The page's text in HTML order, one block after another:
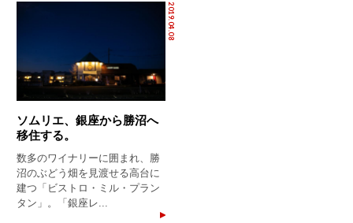
2019.04.08
ソムリエ、銀座から勝沼へ
移住する。
数多のワイナリーに囲まれ、勝
沼のぶどう畑を見渡せる高台に
建つ「ビストロ・ミル・プラン
タン」。「銀座レ...